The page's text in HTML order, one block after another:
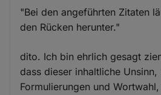
"Bei den angeführten Zitaten
den Rücken herunter."
dito. Ich bin ehrlich gesagt
dass dieser inhaltliche
Formulierungen und